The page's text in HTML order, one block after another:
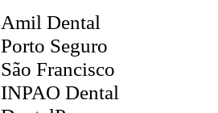
Amil Dental
Porto Seguro
São Francisco
INPAO Dental